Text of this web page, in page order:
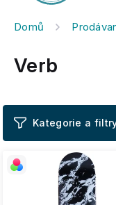
Domů
Verb
V
ý